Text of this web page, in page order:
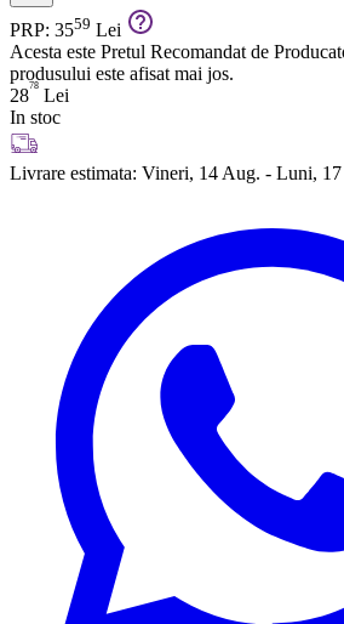
PRP: 3559 Lei
Acesta este Pretul Recomandat de
produsului este afisat mai jos.
2878 Lei
In stoc
Livrare estimata: Vineri, 14 Aug. - Luni,